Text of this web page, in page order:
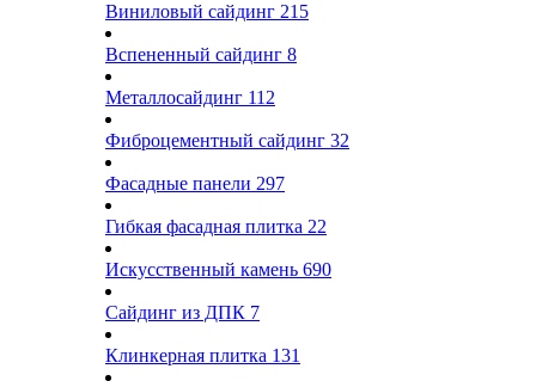
Виниловый сайдинг 215
Вспененный сайдинг 8
Металлосайдинг 112
Фиброцементный сайдинг 32
Фасадные панели 297
Гибкая фасадная плитка 22
Искусственный камень 690
Сайдинг из ДПК 7
Клинкерная плитка 131